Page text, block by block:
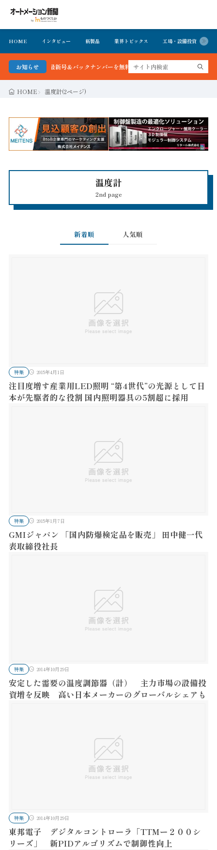
HOME インタビュー 新製品 業界トピックス 工場・設備投資
お知らせ
聞 最新号＆バックナンバーを無料で公開中 詳細はこちら
HOME 温度計(2ページ)
温度計
2nd page
新着順 人気順
特集 2015年4月1日
注目度増す産業用LED照明 “第4世代”の光源として日
本が先駆者的な役割 国内照明器具の5割超に採用
特集 2015年1月7日
GMIジャパン 「国内防爆検定品を販売」 田中健一代
表取締役社長
特集 2014年10月29日
安定した需要の温度調節器（計） 主力市場の設備投
資増を反映 高い日本メーカーのグローバルシェアも
特集 2014年10月29日
東邦電子 デジタルコントローラ「TTMー２００シ
リーズ」 新PIDアルゴリズムで制御性向上